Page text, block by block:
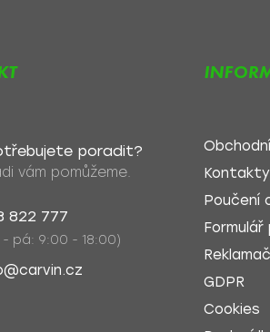
poradit?
vám pomůžeme.
822 777
pá: 9:00 - 18:00)
Kontakty
Poučení
GDPR
Cookies